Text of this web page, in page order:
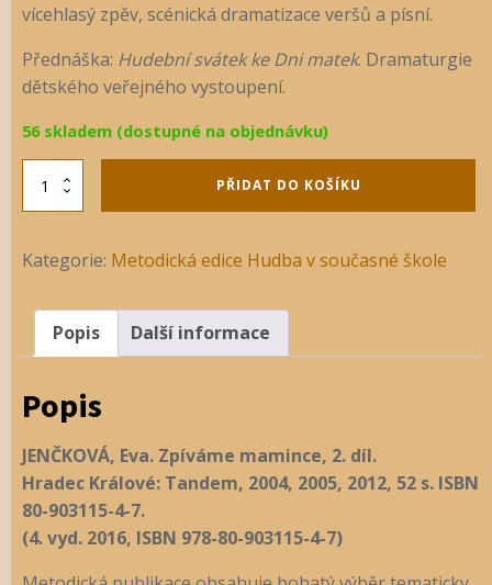
vícehlasý zpěv, scénická dramatizace veršů a písní.
Přednáška: Hudební svátek ke Dni matek. Dramaturgie
dětského veřejného vystoupení.
56 skladem (dostupné na objednávku)
Zpíváme
mamince
množství
PŘIDAT DO KOŠÍKU
Kategorie: Metodická edice Hudba v současné škole
Popis Další informace
Popis
JENČKOVÁ, Eva. Zpíváme mamince, 2. díl.
Hradec Králové: Tandem, 2004, 2005, 2012, 52 s. ISBN
80-903115-4-7.
(4. vyd. 2016, ISBN 978-80-903115-4-7)